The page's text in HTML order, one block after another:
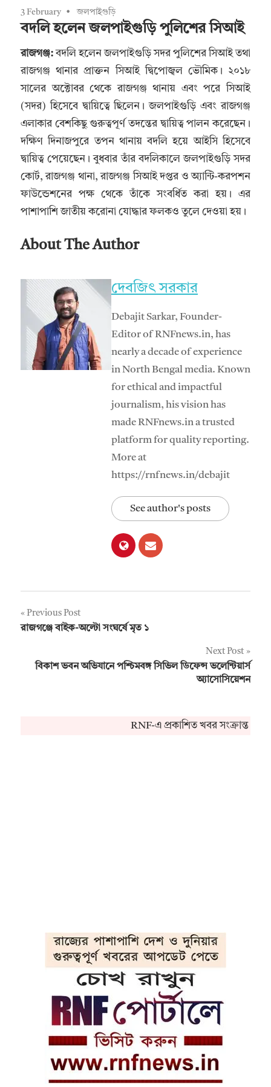
3 February জলপাইগুড়ি
বদলি হলেন জলপাইগুড়ি পুলিশের সিআই
রাজগঞ্জ:বদলি হলেন জলপাইগুড়ি সদর পুলিশের সিআই তথা
রাজগঞ্জ থানার প্রাক্তন সিআই দ্বিপোজ্বল ভৌমিক। ২০১৮
সালের অক্টোবর থেকে রাজগঞ্জ থানায় এবং পরে সিআই
(সদর) হিসেবে দ্বায়িত্বে ছিলেন। জলপাইগুড়ি এবং রাজগঞ্জ
এলাকার বেশকিছু গুরুত্বপূর্ণ তদন্তের দ্বায়িত্ব পালন করেছেন।
দক্ষিণ দিনাজপুরে তপন থানায় বদলি হয়ে আইসি হিসেবে
দ্বায়িত্ব পেয়েছেন। বুধবার তাঁর বদলিকালে জলপাইগুড়ি সদর
কোর্ট, রাজগঞ্জ থানা, রাজগঞ্জ সিআই দপ্তর ও অ্যান্টি-করপশন
ফাউন্ডেশনের পক্ষ থেকে তাঁকে সংবর্ধিত করা হয়। এর
পাশাপাশি জাতীয় করোনা যোদ্ধার ফলকও তুলে দেওয়া হয়।
About The Author
দেবজিৎ সরকার
Debajit Sarkar, Founder-
Editor of RNFnews.in, has
nearly a decade of experience
in North Bengal media. Known
for ethical and impactful
journalism, his vision has
made RNFnews.in a trusted
platform for quality reporting.
More at
https://rnfnews.in/debajit
See author's posts
Post
Previous Post
রাজগঞ্জে বাইক-অল্টো সংঘর্ষে মৃত ১
Next Post
বিকাশ ভবন অভিযানে পশ্চিমবঙ্গ সিভিল ডিফেন্স ভলেন্টিয়ার্স
অ্যাসোসিয়েশন
RNF-এ প্রকাশিত খবর সংক্রান্ত